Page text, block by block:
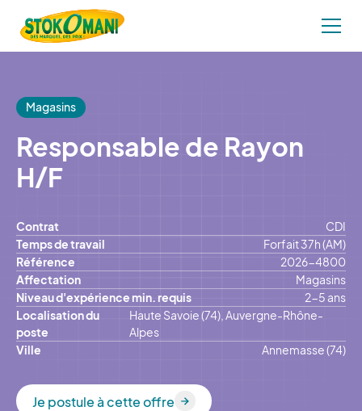
Magasins
Responsable de Rayon
H/F
Contrat
CDI
Temps de travail
Forfait 37h (AM)
Référence
2026-4800
Affectation
Magasins
Niveau d'expérience min. requis
2-5 ans
Localisation du
poste
Haute Savoie (74), Auvergne-Rhône-
Alpes
Ville
Annemasse (74)
Je postule à cette offre